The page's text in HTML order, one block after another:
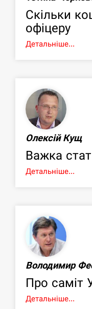
Скільки
офіцеру
Детальніше...
Олексій Кущ
Важка
Детальніше...
Володимир
Про саміт
Детальніше...